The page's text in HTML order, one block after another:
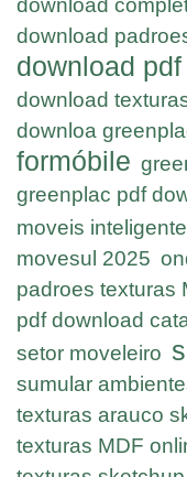
download
download
download
download
downloa
formóbile
greenplac pdf
moveis
movesul 2025
padroes texturas
pdf download
setor moveleiro
sumular
texturas arauco
texturas MDF